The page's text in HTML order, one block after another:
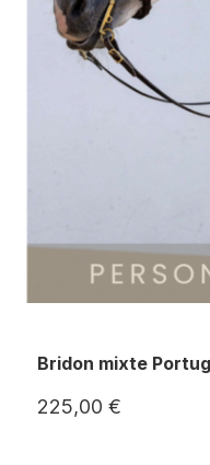
Bridon mixte
225,00 €